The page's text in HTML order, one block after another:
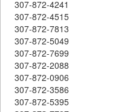
307-872-4241
307-872-4515
307-872-7813
307-872-5049
307-872-7699
307-872-2088
307-872-0906
307-872-3586
307-872-5395